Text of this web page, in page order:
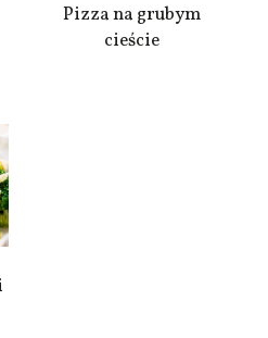
Pizza na grubym
cieście